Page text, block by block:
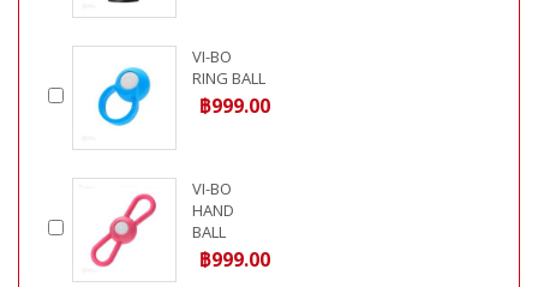
VI-BO
RING BALL
฿999.00
VI-BO
HAND
BALL
฿999.00